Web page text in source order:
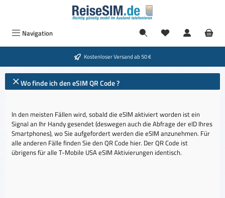
Zum Hauptinhalt springen
Navigation
Kostenloser Versand ab 50 €
Wo finde ich den eSIM QR Code ?
In den meisten Fällen wird, sobald die eSIM aktiviert worden ist ein
Signal an Ihr Handy gesendet (deswegen auch die Abfrage der eID Ihres
Smartphones), wo Sie aufgefordert werden die eSIM anzunehmen. Für
alle anderen Fälle finden Sie den QR Code hier. Der QR Code ist
übrigens für alle T-Mobile USA eSIM Aktivierungen identisch.